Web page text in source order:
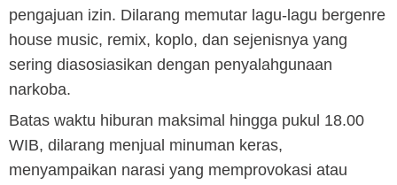
pengajuan izin. Dilarang memutar lagu-lagu bergenre
house music, remix, koplo, dan sejenisnya yang
sering diasosiasikan dengan penyalahgunaan
narkoba.
Batas waktu hiburan maksimal hingga pukul 18.00
WIB, dilarang menjual minuman keras,
menyampaikan narasi yang memprovokasi atau